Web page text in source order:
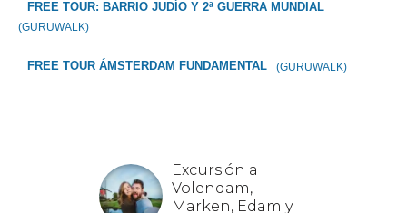
FREE TOUR: BARRIO JUDÍO Y 2ª GUERRA MUNDIAL
(GURUWALK)
FREE TOUR ÁMSTERDAM FUNDAMENTAL (GURUWALK)